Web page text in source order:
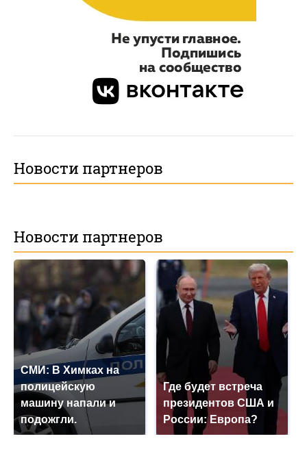
Новости партнеров
Новости партнеров
СМИ: В Химках на
полицейскую
машину напали и
подожгли.
Где будет встреча
президентов США и
России: Европа?